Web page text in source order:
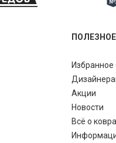
ПОЛЕЗНОЕ
Акции
Новости
Всё о